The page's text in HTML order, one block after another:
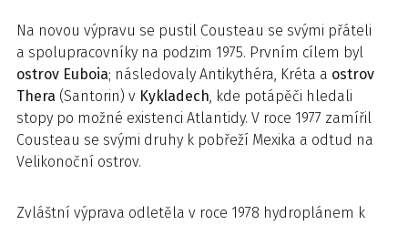
Na novou výpravu se pustil Cousteau se svými přáteli
a spolupracovníky na podzim 1975. Prvním cílem byl
ostrov Euboia; následovaly Antikythéra, Kréta a ostrov
Thera (Santorin) v Kykladech, kde potápěči hledali
stopy po možné existenci Atlantidy. V roce 1977 zamířil
Cousteau se svými druhy k pobřeží Mexika a odtud na
Velikonoční ostrov.
Zvláštní výprava odletěla v roce 1978 hydroplánem k